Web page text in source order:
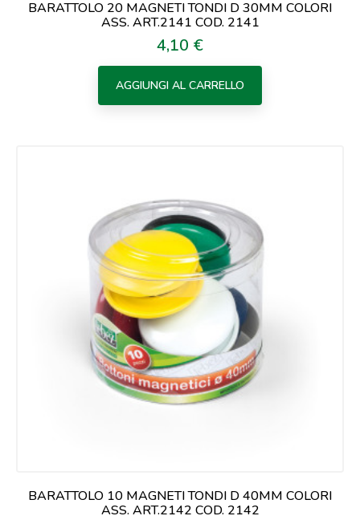
BARATTOLO 20 MAGNETI TONDI D 30MM COLORI
ASS. ART.2141 COD. 2141
Prezzo
4,10 €
AGGIUNGI AL CARRELLO
BARATTOLO 10 MAGNETI TONDI D 40MM COLORI
ASS. ART.2142 COD. 2142